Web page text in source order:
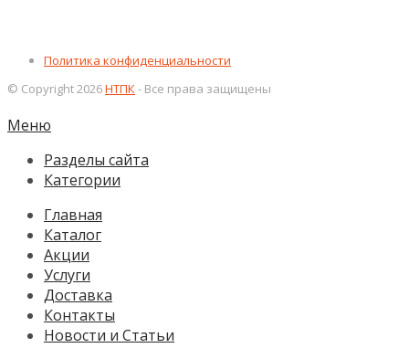
Политика конфиденциальности
© Copyright 2026НТПК- Все права защищены
Меню
Разделы сайта
Категории
Главная
Каталог
Акции
Услуги
Доставка
Контакты
Новости и Статьи